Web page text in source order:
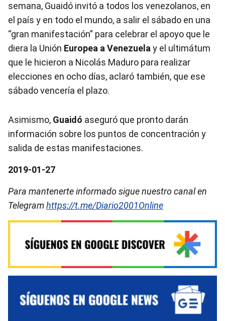
semana, Guaidó invitó a todos los venezolanos, en
el país y en todo el mundo, a salir el sábado en una
“gran manifestación” para celebrar el apoyo que le
diera la Unión Europea a Venezuela y el ultimátum
que le hicieron a Nicolás Maduro para realizar
elecciones en ocho días, aclaró también, que ese
sábado vencería el plazo.
Asimismo, Guaidó aseguró que pronto darán
información sobre los puntos de concentración y
salida de estas manifestaciones.
2019-01-27
Para mantenerte informado sigue nuestro canal en
Telegramhttps://t.me/Diario2001Online